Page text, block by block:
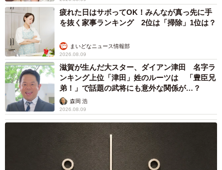
疲れた日はサボってOK！みんなが真っ先に手
を抜く家事ランキング 2位は「掃除」1位は？
まいどなニュース情報部
2026.08.09
滋賀が生んだ大スター、ダイアン津田 名字ラ
ンキング上位「津田」姓のルーツは 「豊臣兄
弟！」で話題の武将にも意外な関係が…？
森岡 浩
2026.08.09